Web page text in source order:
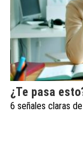
¿Te pasa
6 señales claras